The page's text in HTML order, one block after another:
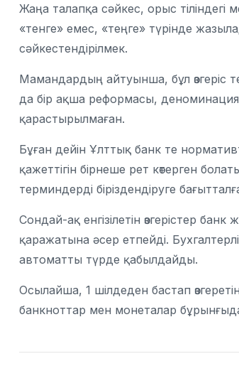
Жаңа талапқа сәйкес, орыс
«тенге» емес, «теңге» түрінде
сәйкестендірілмек.
Мамандардың айтуынша, бұл өзгеріс
да бір ақша реформасы,
қарастырылмаған.
Бұған дейін Ұлттық банк те
қажеттігін бірнеше рет көтерген
терминдерді біріздендіруге
Сондай-ақ енгізілетін өзгерістер
қаражатына әсер етпейді.
автоматты түрде қабылдайды.
Осылайша, 1 шілдеден бастап
банкноттар мен монеталар